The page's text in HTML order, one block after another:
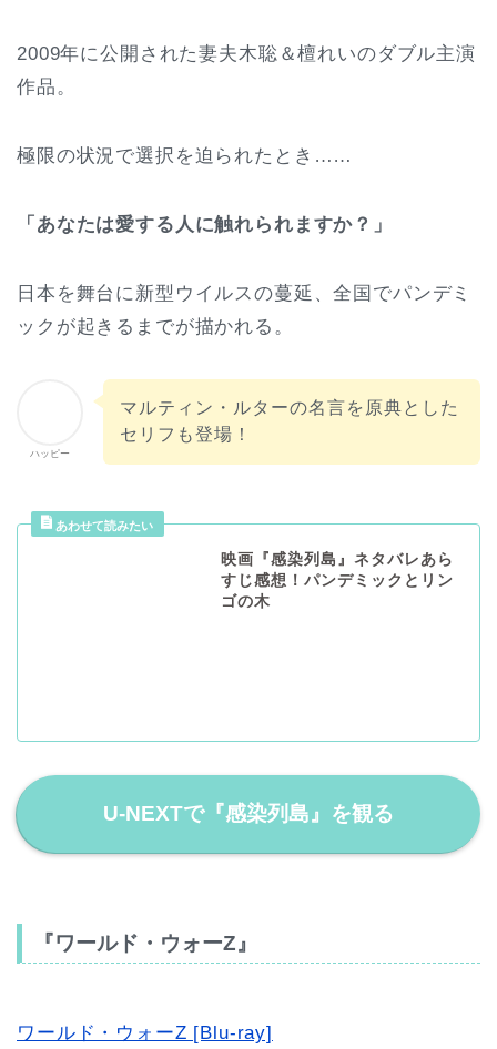
2009年に公開された妻夫木聡＆檀れいのダブル主演
作品。
極限の状況で選択を迫られたとき……
「あなたは愛する人に触れられますか？」
日本を舞台に新型ウイルスの蔓延、全国でパンデミ
ックが起きるまでが描かれる。
ハッピー
マルティン・ルターの名言を原典とした
セリフも登場！
映画『感染列島』ネタバレあら
すじ感想！パンデミックとリン
ゴの木
U-NEXTで『感染列島』を観る
『ワールド・ウォーZ』
ワールド・ウォーZ [Blu-ray]